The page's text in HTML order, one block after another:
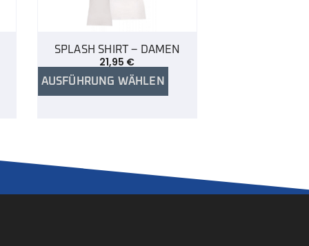
SPLASH SHIRT – DAMEN
21,95 €
AUSFÜHRUNG WÄHLEN